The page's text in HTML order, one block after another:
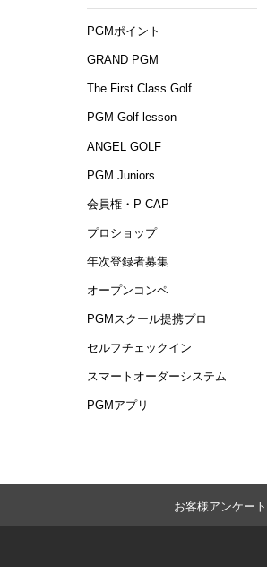
PGMポイント
GRAND PGM
The First Class Golf
PGM Golf lesson
ANGEL GOLF
PGM Juniors
会員権・P-CAP
プロショップ
年次登録者募集
オープンコンペ
PGMスクール提携プロ
セルフチェックイン
スマートオーダーシステム
PGMアプリ
お客様アンケート